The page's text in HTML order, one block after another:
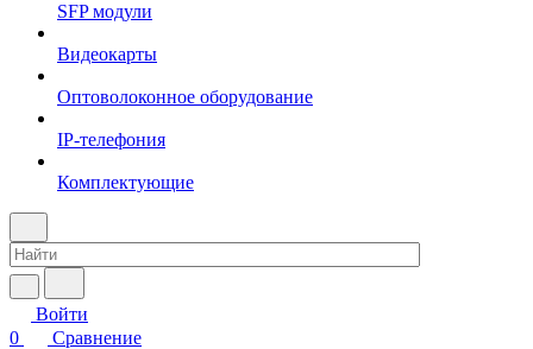
SFP модули
Видеокарты
Оптоволоконное оборудование
IP-телефония
Комплектующие
Войти
0
Сравнение